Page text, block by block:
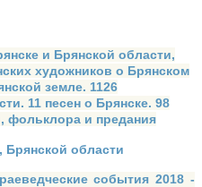
и Брянской области,
художников о Брянском
земле. 1126
11 песен о Брянске. 98
фольклора и предания
области
события 2018 -